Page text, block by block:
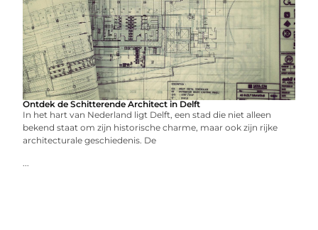
Ontdek de Schitterende Architect in Delft
In het hart van Nederland ligt Delft, een stad die niet alleen
bekend staat om zijn historische charme, maar ook zijn rijke
architecturale geschiedenis. De
...